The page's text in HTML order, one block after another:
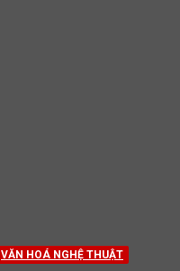
VĂN HOÁ NGHỆ THUẬT